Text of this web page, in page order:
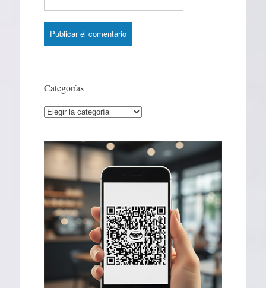
Categorías
Categorías